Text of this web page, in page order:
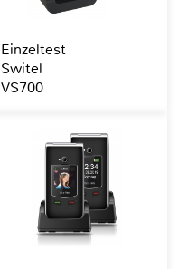
Einzeltest
Switel
VS700